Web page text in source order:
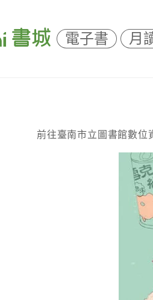
電子書 月
前往臺南市立圖書館數位